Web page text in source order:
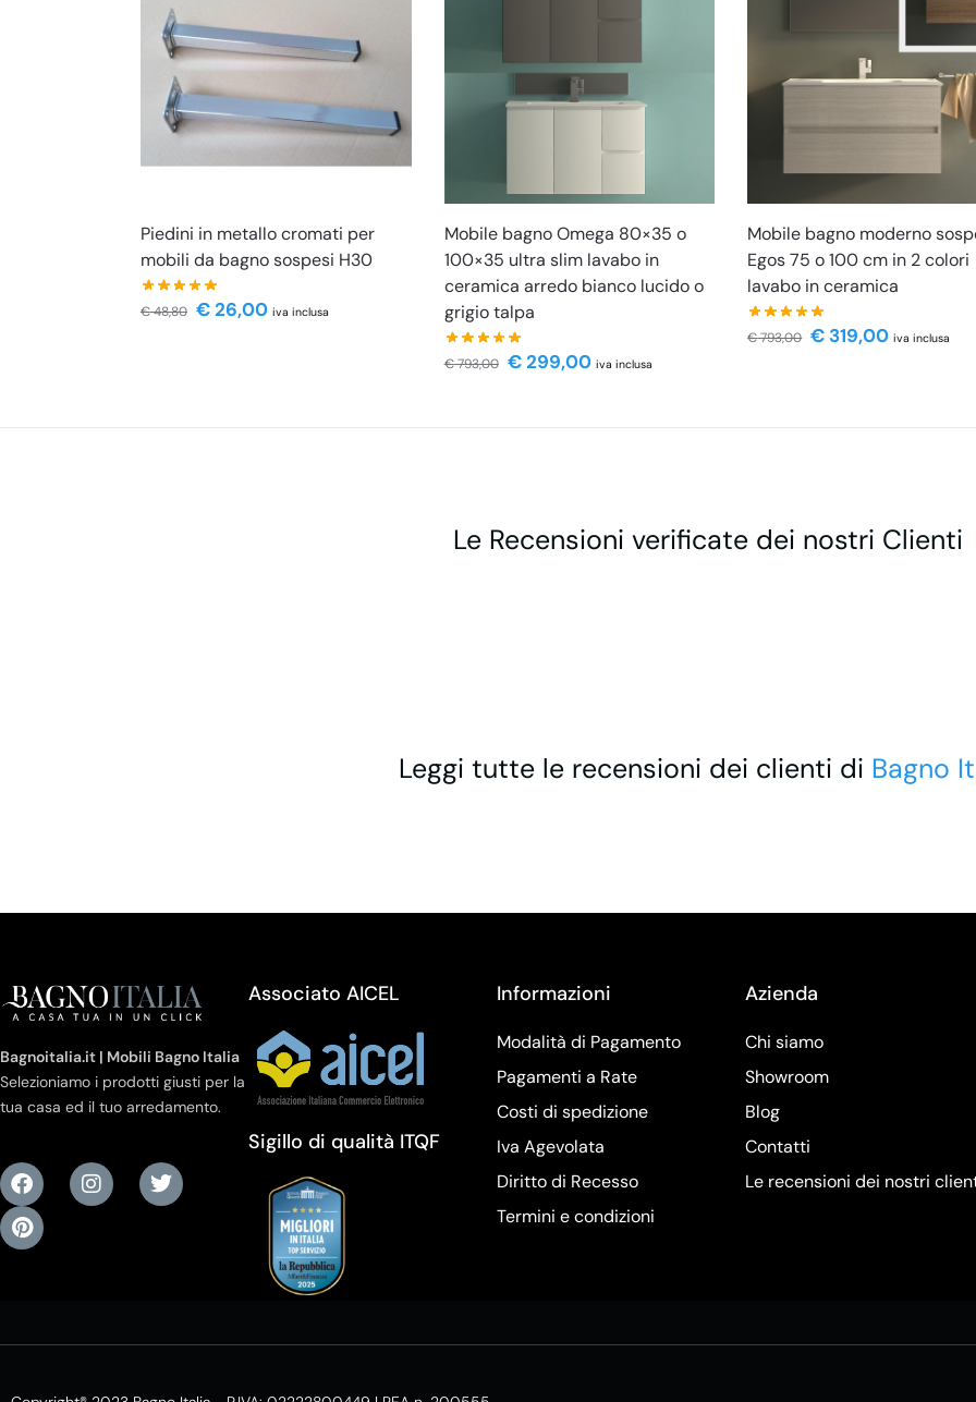
Piedini in metallo cromati per
mobili da bagno sospesi H30
€48,80 €26,00 iva inclusa
Mobile bagno Omega 80×35 o
100×35 ultra slim lavabo in
ceramica arredo bianco lucido o
grigio talpa
€793,00 €299,00 iva inclusa
Mobile bagno moderno
Egos 75 o 100 cm in 2 colori
lavabo in ceramica
€793,00 € 319,00 iva inclusa
Le Recensioni verificate dei nostri Clienti
Leggi tutte le recensioni dei clienti di Bagno
Bagnoitalia.it | Mobili Bagno Italia
Selezioniamo i prodotti giusti per la
tua casa ed il tuo arredamento.
Associato AICEL
Sigillo di qualità ITQF
Informazioni
Modalità di Pagamento
Pagamenti a Rate
Costi di spedizione
Iva Agevolata
Diritto di Recesso
Termini e condizioni
Azienda
Chi siamo
Showroom
Blog
Contatti
Le recensioni dei nostri